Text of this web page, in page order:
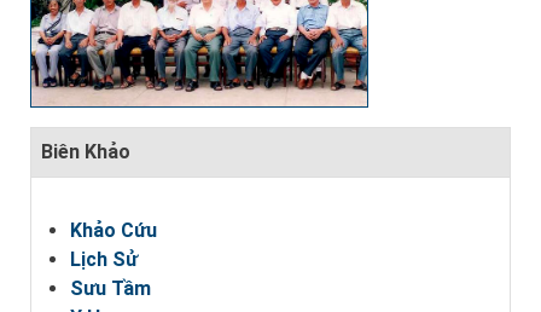
Biên Khảo
Khảo Cứu
Lịch Sử
Sưu Tầm